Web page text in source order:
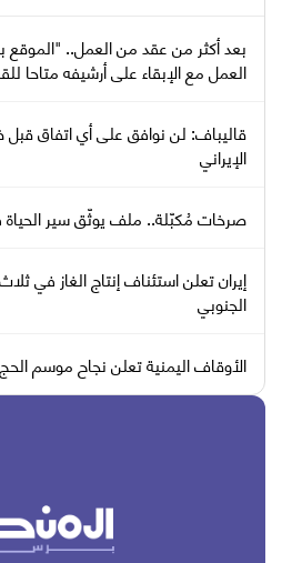
بعد أكثر من عقد من العمل..
العمل مع الإبقاء على أرشيفه متاحا
قاليباف: لن نوافق على أي اتفاق
الإيراني
صرخات مُكبّلة.. ملف يوثّق سير الحياة
إيران تعلن استئناف إنتاج الغاز في
الجنوبي
الأوقاف اليمنية تعلن نجاح موسم الحج لعام